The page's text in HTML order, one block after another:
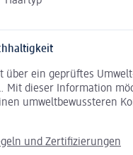
über ein geprüftes
Mit dieser Information
umweltbewussteren
und Zertifizierungen